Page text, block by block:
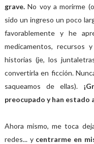
grave.No voy a morirme
sido un ingreso un poco
favorablemente y he
medicamentos, recursos
historias (je, los
convertirla en ficción.
saqueamos de ellas).
preocupado y han estado
Ahora mismo, me toca
redes... y centrarme en